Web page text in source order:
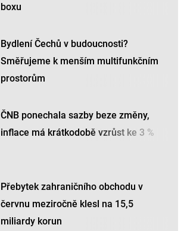
boxu
Bydlení Čechů v budoucnosti?
Směřujeme k menším multifunkčním
prostorům
ČNB ponechala sazby beze změny,
inflace má krátkodobě vzrůst ke 3 %
Přebytek zahraničního obchodu v
červnu meziročně klesl na 15,5
miliardy korun